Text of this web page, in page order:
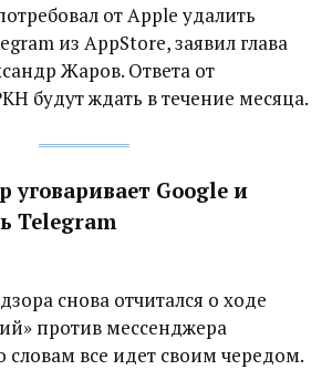
от Apple удалить
из AppStore, заявил глава
Жаров. Ответа от
будут ждать в течение месяца.
уговаривает Google и
Telegram
снова отчитался о ходе
против мессенджера
словам все идет своим чередом.